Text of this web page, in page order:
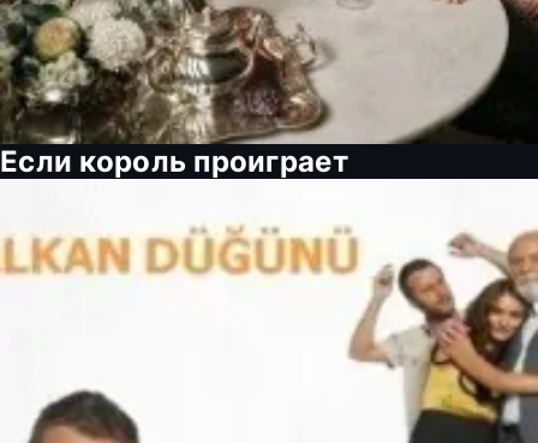
Если король проиграет